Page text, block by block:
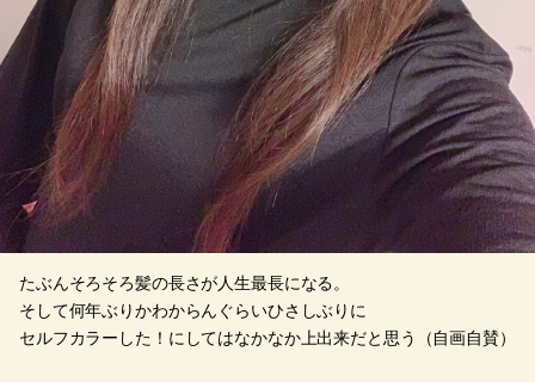
たぶんそろそろ髪の長さが人生最長になる。
そして何年ぶりかわからんぐらいひさしぶりに
セルフカラーした！にしてはなかなか上出来だと思う（自画自賛）